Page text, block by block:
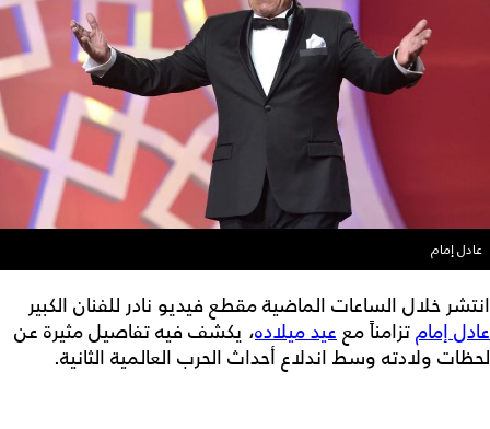
عادل إمام
انتشر خلال الساعات الماضية مقطع فيديو نادر للفنان الكبير
عادل إمامتزامناً مععيد ميلاده، يكشف فيه تفاصيل مثيرة عن
لحظات ولادته وسط اندلاع أحداث الحرب العالمية الثانية.